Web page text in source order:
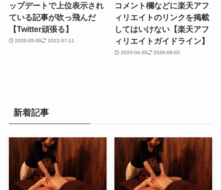
ップデートで上位表示され
ている記事が吹っ飛んだ
【Twitter頑張る】
2020-05-09 2022-07-11
コメント欄などに楽天アフ
ィリエイトのリンクを掲載
してはいけない【楽天アフ
ィリエイトガイドライン】
2020-04-30 2020-06-02
新着記事